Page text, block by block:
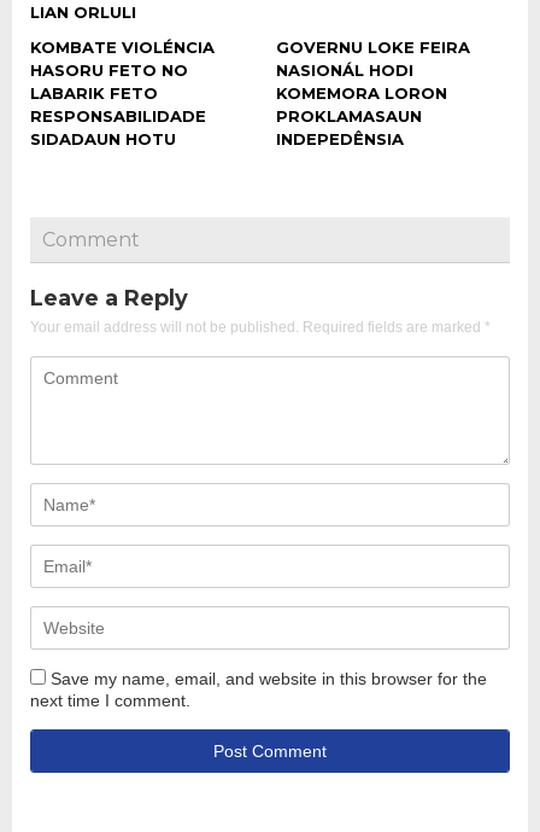
LIAN ORLULI
KOMBATE VIOLÉNCIA
HASORU FETO NO
LABARIK FETO
RESPONSABILIDADE
SIDADAUN HOTU
GOVERNU LOKE FEIRA
NASIONÁL HODI
KOMEMORA LORON
PROKLAMASAUN
INDEPEDÊNSIA
Comment
Leave a Reply
Your email address will not be published. Required fields are marked *
Save my name, email, and website in this browser for the
next time I comment.